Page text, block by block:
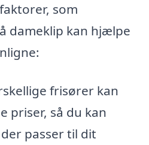
som
dameklip kan hjælpe
frisører kan
priser, så du kan
passer til dit